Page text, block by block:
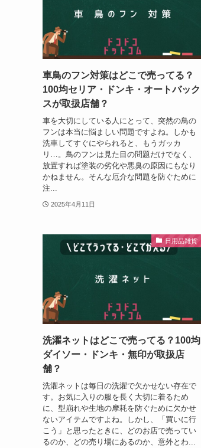
車鳥のフン対策はどこで売ってる？
100均セリア・ドンキ・オートバック
スが取扱店舗？
車を大切にしている人にとって、突然の鳥の
フンは本当に悩ましい問題ですよね。しかも
洗車してすぐにやられると、もうガッカ
リ…。鳥のフンは見た目の問題だけでなく、
放置すれば塗装の劣化や悪臭の原因にもなり
かねません。そんな厄介な問題を防ぐために
注...
2025年4月11日
日用品雑貨
洗濯ネットはどこで売ってる？100均
ダイソー・ドンキ・無印が取扱店
舗？
洗濯ネットは毎日の洗濯で欠かせない存在で
す。お気に入りの服を長く大切に着るため
に、型崩れや生地の摩耗を防ぐために欠かせ
ないアイテムですよね。しかし、「買いに行
こう」と思ったときに、どのお店で売ってい
るのか、どの売り場にあるのか、意外とわ...